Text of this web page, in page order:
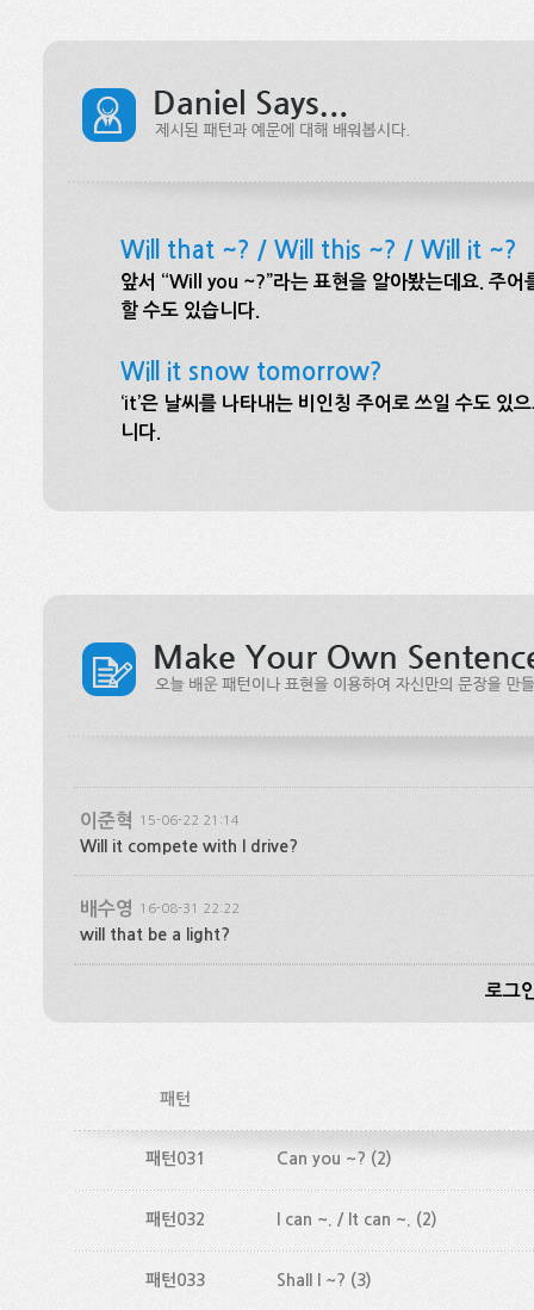
Will that ~? / Will this ~? / Will it ~?
앞서 “Will you ~?”라는 표현을 알아봤는데요. 주어
할 수도 있습니다.
Will it snow tomorrow?
‘it’은 날씨를 나타내는 비인칭 주어로 쓰일 수도
니다.
이준혁 15-06-22 21:14
Will it compete with I drive?
배수영 16-08-31 22:22
will that be a light?
로그
패턴
패턴031 Can you ~? (2)
패턴032 I can ~. / It can ~. (2)
패턴033 Shall I ~? (3)